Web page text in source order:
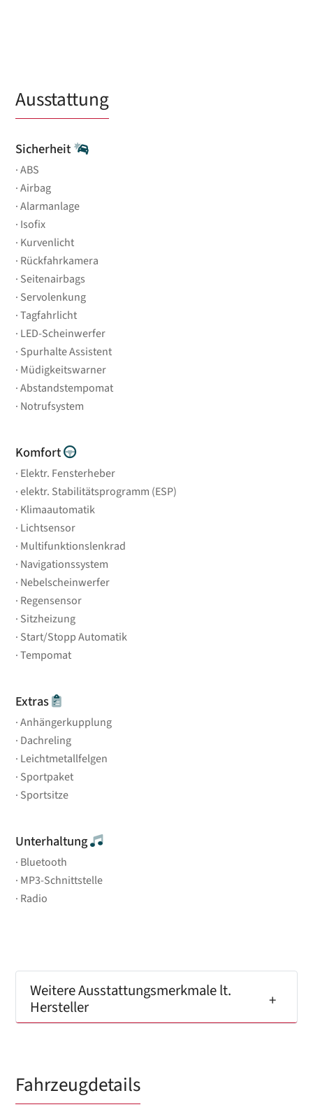
Ausstattung
Sicherheit
ABS
Airbag
Alarmanlage
Isofix
Kurvenlicht
Rückfahrkamera
Seitenairbags
Servolenkung
Tagfahrlicht
LED-Scheinwerfer
Spurhalte Assistent
Müdigkeitswarner
Abstandstempomat
Notrufsystem
Komfort
Elektr. Fensterheber
elektr. Stabilitätsprogramm (ESP)
Klimaautomatik
Lichtsensor
Multifunktionslenkrad
Navigationssystem
Nebelscheinwerfer
Regensensor
Sitzheizung
Start/Stopp Automatik
Tempomat
Extras
Anhängerkupplung
Dachreling
Leichtmetallfelgen
Sportpaket
Sportsitze
Unterhaltung
Bluetooth
MP3-Schnittstelle
Radio
Weitere Ausstattungsmerkmale lt.
Hersteller
Fahrzeugdetails